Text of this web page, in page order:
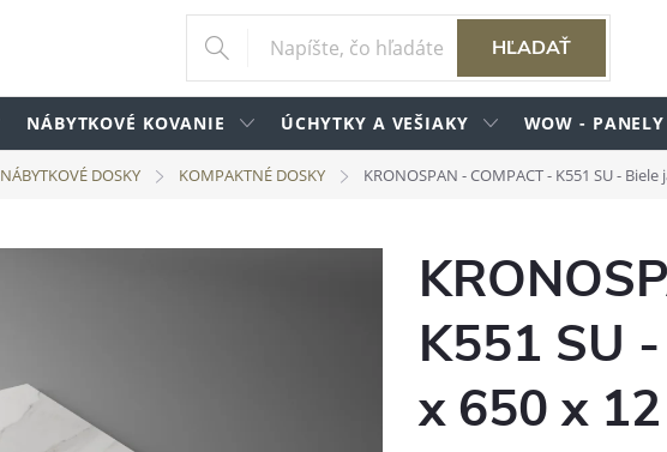
HĽADAŤ
NÁBYTKOVÉ KOVANIE ÚCHYTKY A VEŠIAKY WOW -
NÁBYTKOVÉ DOSKY KOMPAKTNÉ DOSKY KRONOSPAN - COMPACT - K551 SU -
K551 SU
x 650 x